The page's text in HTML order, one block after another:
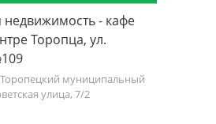
- кафе
Торопца, ул.
Торопецкий муниципальный
улица, 7/2